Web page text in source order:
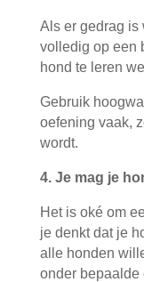
Als er gedrag is
volledig op een
hond te leren
Gebruik
oefening vaak,
wordt.
4. Je mag je
Het is oké om
je denkt dat je
alle honden
onder bepaalde